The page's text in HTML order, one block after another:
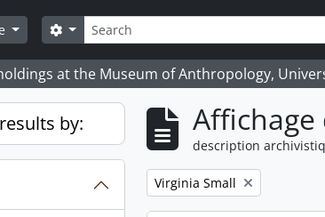
Rechercher
Search options
at the Museum of Anthropology,
by:
description
Remove filter:
Virginia Small